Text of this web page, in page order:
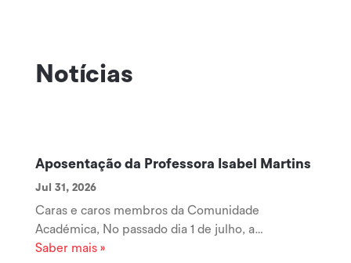
Notícias
Aposentação da Professora Isabel Martins
Jul 31, 2026
Caras e caros membros da Comunidade
Académica, No passado dia 1 de julho, a
Professora Coordenadora Isabel Martins iniciou
Saber mais »